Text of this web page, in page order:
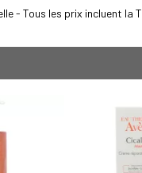
- Tous les prix incluent la